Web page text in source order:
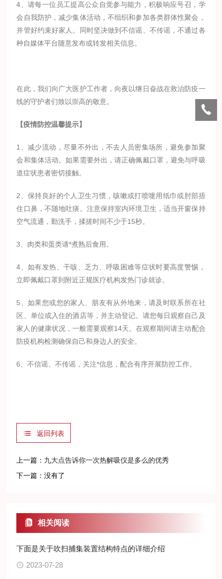
4、请每一位员工提高公众自觉参与能力，积极响应号召，学
会自我防护，减少集体活动，不组织和参加各类群体性聚会，
并管好约束好家人。同时坚决做到不信谣、不传谣，不通过各
种自媒体平台随意发布或转发相关信息。
在此，我们向广大医护工作者，向夜以继日奋战在救治防疫一
线的守护者们致以崇高的敬意。
【疫情防控温馨提示】
1、减少流动，尽量不外出，不去人员密集场所，避免参加聚
会和集体活动。如果需要外出，请正确佩戴口罩，避免与呼吸
道症状患者密切接触。
2、保持良好的个人卫生习惯，咳嗽或打喷嚏用纸巾或肘部捂
住口鼻，不随地吐痰。注意保持室内环境卫生，适当开窗保持
空气流通，勤洗手，揉搓时间不少于15秒。
3、肉类和蛋类请*煮熟后食用。
4、如有发热、干咳、乏力、呼吸困难等症状时要高度警惕，
立即佩戴口罩到附近正规医疗机构发热门诊就诊。
5、如果您或您的家人、朋友有从外地来，请及时联系所在社
区、单位或入住的酒店等，并主动登记。请您每日观察自己及
家人的健康状况，一般需要观察14天。在观察期间请主动配合
防疫机构检测确保自己和身边人的安全。
6、不信谣、不传谣，关注*信息，配合有序开展防控工作。
返回列表
上一篇： 九大点告诉你一次热解吸仪是多么的优秀
下一篇：没有了
相关阅读
下面是关于吹扫捕集装置结构特点的详细介绍
2023-07-28